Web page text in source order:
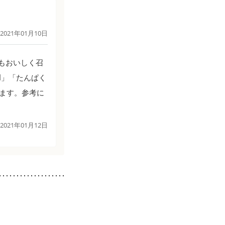
2021年01月10日
おいしく召
「たんぱく
す。参考に
2021年01月12日